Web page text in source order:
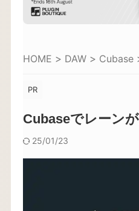
HOME > DAW > Cubase
PR
Cubaseでレーン
25/01/23